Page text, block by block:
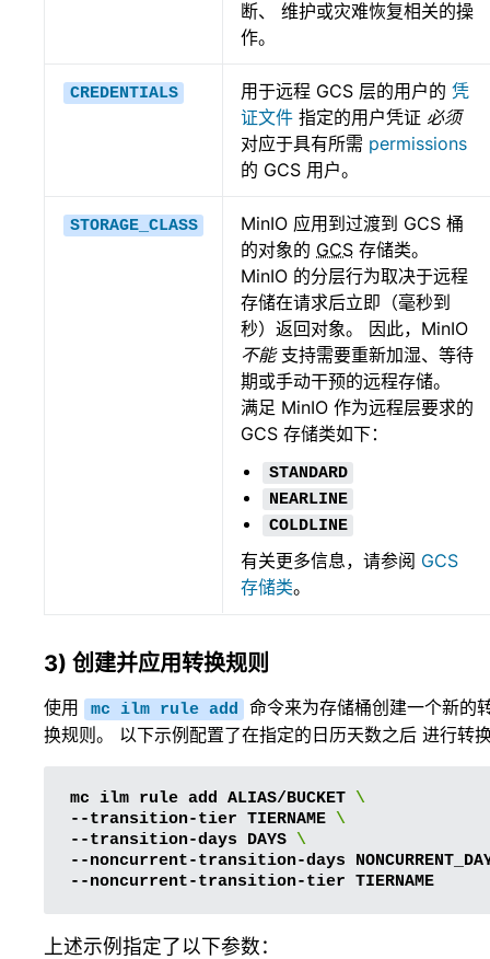
断、 维护或灾难恢复相关的操
作。
CREDENTIALS 用于远程 GCS 层的用户的 凭
证文件 指定的用户凭证 必须
对应于具有所需 permissions
的 GCS 用户。
STORAGE_CLASS
MinIO 应用到过渡到 GCS 桶
的对象的 GCS 存储类。
MinIO 的分层行为取决于远程
存储在请求后立即（毫秒到
秒）返回对象。 因此，MinIO
不能支持需要重新加湿、等待
期或手动干预的远程存储。
满足 MinIO 作为远程层要求的
GCS 存储类如下：
STANDARD
NEARLINE
COLDLINE
有关更多信息，请参阅 GCS
存储类。
3) 创建并应用转换规则
使用 mc ilm rule add
命令来为存储桶创建一个新的
换规则。 以下示例配置了在指定的日历天数之后 进行转
mc ilm rule add ALIAS/BUCKET \
--transition-tier TIERNAME \
--transition-days
DAYS \
--noncurrent-transition-days
--noncurrent-transition-tier
上述示例指定了以下参数：